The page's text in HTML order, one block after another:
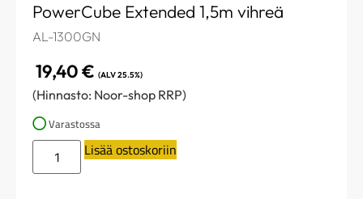
PowerCube Extended 1,5m vihreä
AL-1300GN
19,40€ (ALV 25.5%)
(Hinnasto: Noor-shop RRP)
Varastossa
Lisää ostoskoriin